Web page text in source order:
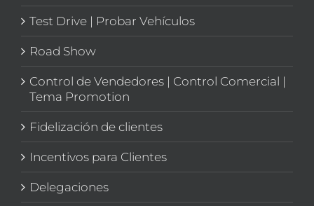
Test Drive | Probar Vehículos
Road Show
Control de Vendedores | Control Comercial |
Tema Promotion
Fidelización de clientes
Incentivos para Clientes
Delegaciones